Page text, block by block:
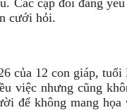
Các cặp đôi đang
cưới hỏi.
của 12 con giáp,
việc nhưng cũng
để không mang họa